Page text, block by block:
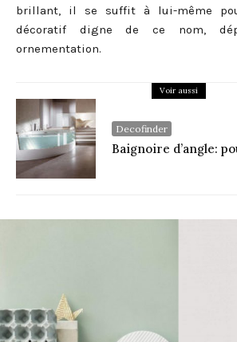
brillant, il se suffit à lui-même
décoratif digne de ce nom,
ornementation.
Voir aussi
Decofinder
Baignoire d’angle: